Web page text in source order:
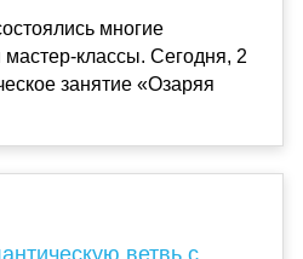
многие
классы. Сегодня, 2
занятие «Озаряя
ветвь с